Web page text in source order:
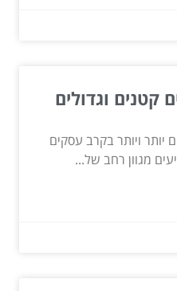
קטנים וגדולים
יותר ויותר בקרב עסקים
מגוון רחב של...